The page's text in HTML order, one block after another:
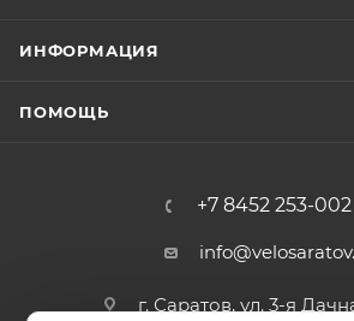
ИНФОРМАЦИЯ
ПОМОЩЬ
+7 8452 253-002
г. Саратов, ул. 3-я